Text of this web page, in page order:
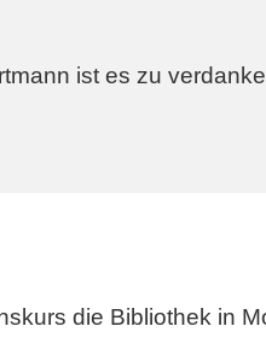
ist es zu
die Bibliothek in